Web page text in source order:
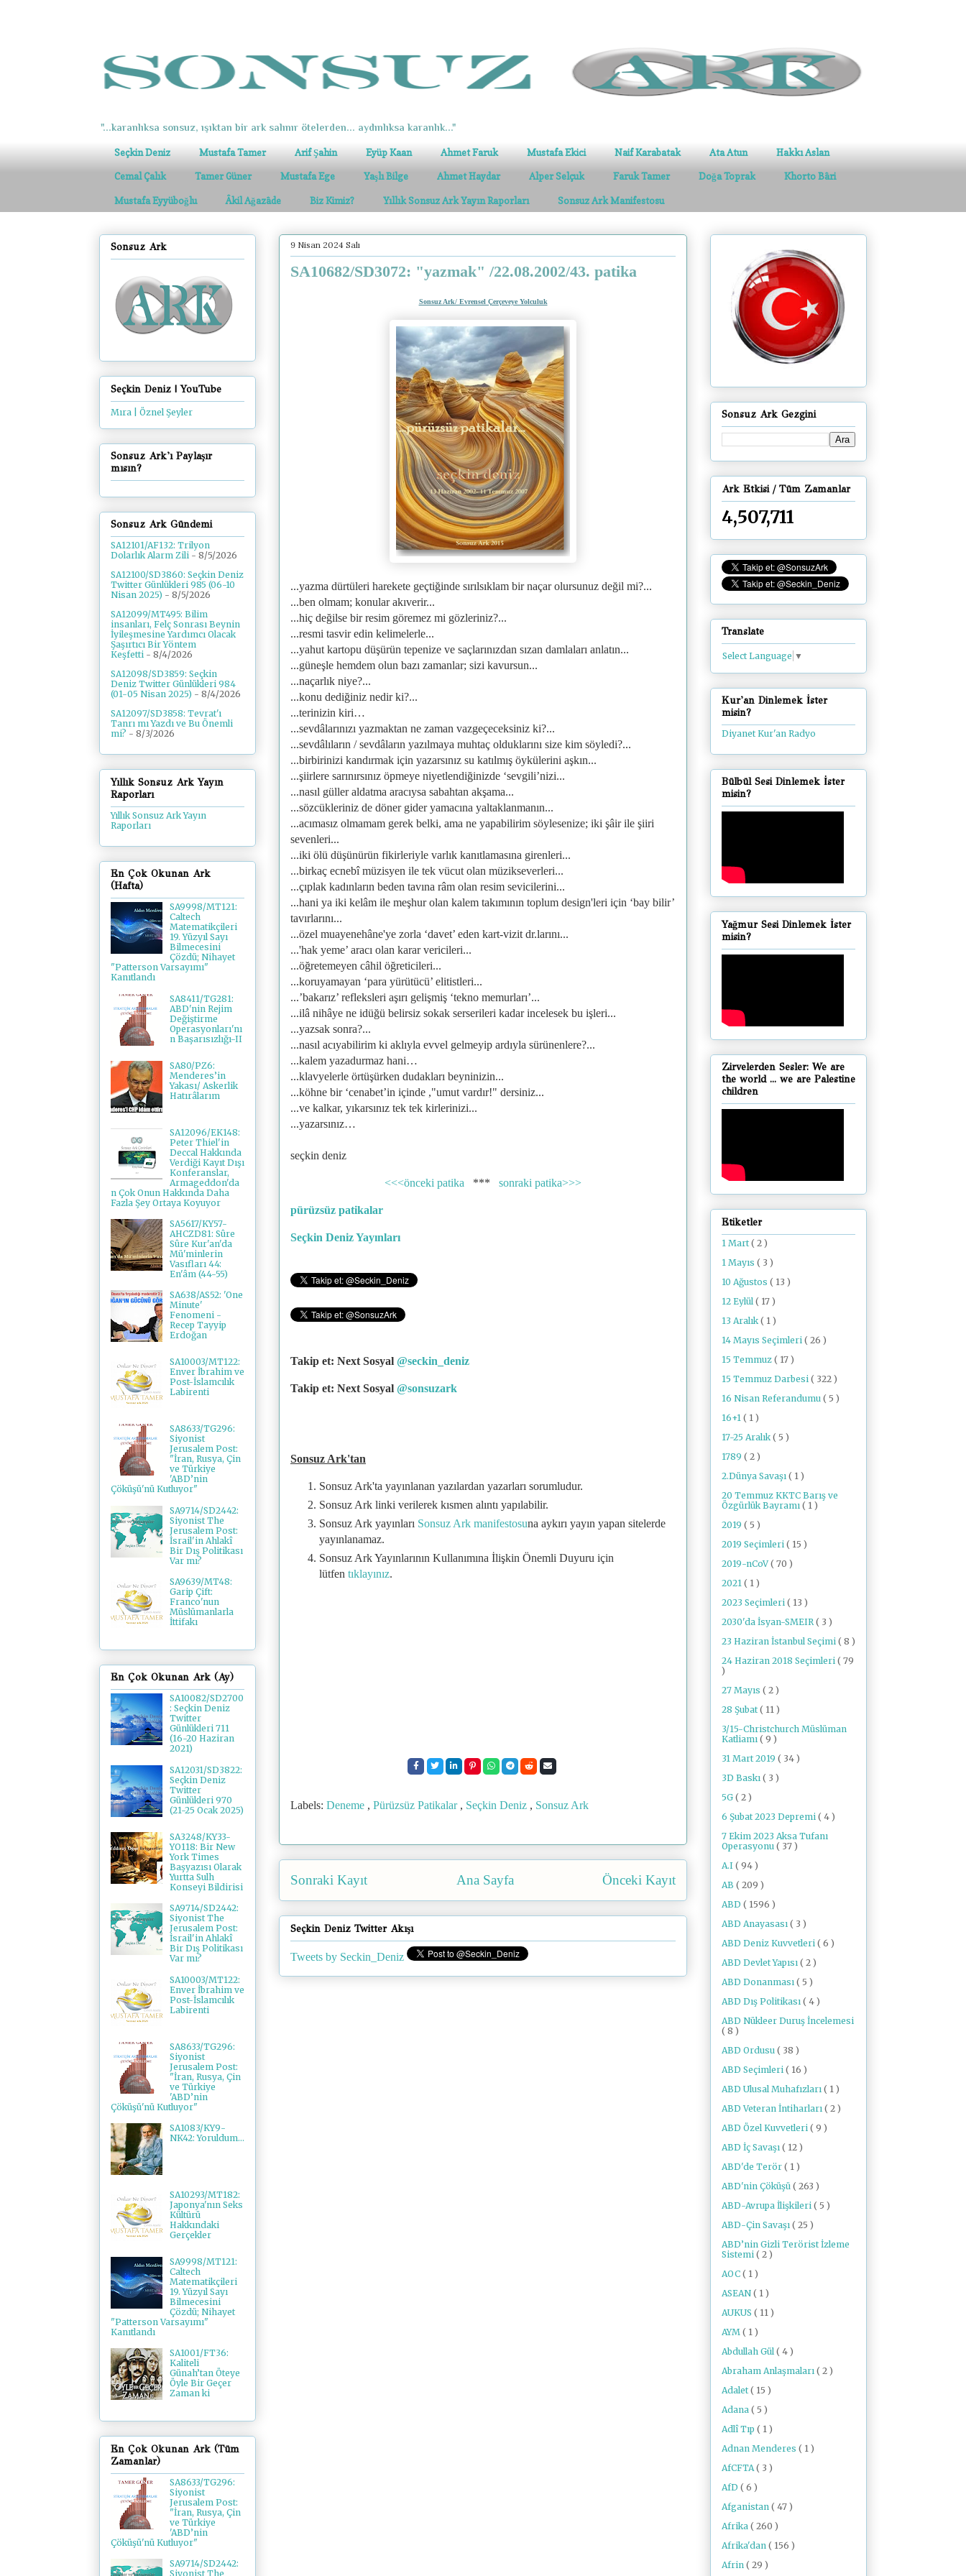
"...karanlıksa sonsuz, ışıktan bir ark salınır ötelerden... aydınlıksa karanlık..."
Seçkin Deniz Mustafa Tamer Arif Şahin Eyüp Kaan Ahmet Faruk Mustafa Ekici Naif Karabatak Ata Atun Hakkı Aslan
Cemal Çalık Tamer Güner Mustafa Ege Yaşlı Bilge Ahmet Haydar Alper Selçuk Faruk Tamer Doğa Toprak Khorto Bâri
Mustafa Eyyüboğlu Âkil Ağazâde Biz Kimiz? Yıllık Sonsuz Ark Yayın Raporları Sonsuz Ark Manifestosu
9 Nisan 2024 Salı
SA10682/SD3072: "yazmak" /22.08.2002/43. patika
Sonsuz Ark/ Evrensel Çerçeveye Yolculuk
...yazma dürtüleri harekete geçtiğinde sırılsıklam bir naçar olursunuz değil mi?...
...ben olmam; konular akıverir...
...hiç değilse bir resim göremez mi gözleriniz?...
...resmi tasvir edin kelimelerle...
...yahut kartopu düşürün tepenize ve saçlarınızdan sızan damlaları anlatın...
...güneşle hemdem olun bazı zamanlar; sizi kavursun...
...naçarlık niye?...
...konu dediğiniz nedir ki?...
...terinizin kiri…
...sevdâlarınızı yazmaktan ne zaman vazgeçeceksiniz ki?...
...sevdâlıların / sevdâların yazılmaya muhtaç olduklarını size kim söyledi?...
...birbirinizi kandırmak için yazarsınız su katılmış öykülerini aşkın...
...şiirlere sarınırsınız öpmeye niyetlendiğinizde ‘sevgili’nizi...
...nasıl güller aldatma aracıysa sabahtan akşama...
...sözcükleriniz de döner gider yamacına yaltaklanmanın...
...acımasız olmamam gerek belki, ama ne yapabilirim söylesenize; iki şâir ile şiiri
sevenleri...
...iki ölü düşünürün fikirleriyle varlık kanıtlamasına girenleri...
...birkaç ecnebî müzisyen ile tek vücut olan müzikseverleri...
...çıplak kadınların beden tavına râm olan resim sevicilerini...
...hani ya iki kelâm ile meşhur olan kalem takımının toplum design'leri için ‘bay bilir’
tavırlarını...
...özel muayenehâne'ye zorla ‘davet’ eden kart-vizit dr.larını...
...'hak yeme’ aracı olan karar vericileri...
...öğretemeyen câhil öğreticileri...
...koruyamayan ‘para yürütücü’ elitistleri...
...’bakarız’ refleksleri aşırı gelişmiş ‘tekno memurları’...
...ilâ nihâye ne idüğü belirsiz sokak serserileri kadar incelesek bu işleri...
...yazsak sonra?...
...nasıl acıyabilirim ki aklıyla evvel gelmeyip ardıyla sürünenlere?...
...kalem yazadurmaz hani…
...klavyelerle örtüşürken dudakları beyninizin...
...köhne bir ‘cenabet’in içinde ,"umut vardır!" dersiniz...
...ve kalkar, yıkarsınız tek tek kirlerinizi...
...yazarsınız…
seçkin deniz
<<<önceki patika *** sonraki patika>>>
pürüzsüz patikalar
Seçkin Deniz Yayınları
Takip et: Next Sosyal @seckin_deniz
Takip et: Next Sosyal @sonsuzark
Sonsuz Ark'tan
Sonsuz Ark'ta yayınlanan yazılardan yazarları sorumludur.
Sonsuz Ark linki verilerek kısmen alıntı yapılabilir.
Sonsuz Ark yayınları Sonsuz Ark manifestosuna aykırı yayın yapan sitelerde
yayınlanamaz.
Sonsuz Ark Yayınlarının Kullanımına İlişkin Önemli Duyuru için
lütfen tıklayınız.
Labels: Deneme , Pürüzsüz Patikalar , Seçkin Deniz , Sonsuz Ark
Sonraki Kayıt Önceki Kayıt
Ana Sayfa
Seçkin Deniz Twitter Akışı
Tweets by Seckin_Deniz
Sonsuz Ark
Seçkin Deniz | YouTube
Mıra | Öznel Şeyler
Sonsuz Ark'ı Paylaşır
mısın?
Sonsuz Ark Gündemi
SA12101/AF132: Trilyon
Dolarlık Alarm Zili - 8/5/2026
SA12100/SD3860: Seçkin Deniz
Twitter Günlükleri 985 (06-10
Nisan 2025) - 8/5/2026
SA12099/MT495: Bilim
insanları, Felç Sonrası Beynin
İyileşmesine Yardımcı Olacak
Şaşırtıcı Bir Yöntem
Keşfetti - 8/4/2026
SA12098/SD3859: Seçkin
Deniz Twitter Günlükleri 984
(01-05 Nisan 2025) - 8/4/2026
SA12097/SD3858: Tevrat'ı
Tanrı mı Yazdı ve Bu Önemli
mi? - 8/3/2026
Yıllık Sonsuz Ark Yayın
Raporları
Yıllık Sonsuz Ark Yayın
Raporları
En Çok Okunan Ark
(Hafta)
SA9998/MT121:
Caltech
Matematikçileri
19. Yüzyıl Sayı
Bilmecesini
Çözdü; Nihayet
"Patterson Varsayımı"
Kanıtlandı
SA8411/TG281:
ABD'nin Rejim
Değiştirme
Operasyonları'nı
n Başarısızlığı-II
SA80/PZ6:
Menderes’in
Yakası/ Askerlik
Hatırâlarım
SA12096/EK148:
Peter Thiel'in
Deccal Hakkında
Verdiği Kayıt Dışı
Konferanslar,
Armageddon'da
n Çok Onun Hakkında Daha
Fazla Şey Ortaya Koyuyor
SA5617/KY57-
AHCZD81: Sûre
Sûre Kur'an'da
Mü'minlerin
Vasıfları 44:
En'âm (44-55)
SA638/AS52: 'One
Minute'
Fenomeni -
Recep Tayyip
Erdoğan
SA10003/MT122:
Enver İbrahim ve
Post-İslamcılık
Labirenti
SA8633/TG296:
Siyonist
Jerusalem Post:
"İran, Rusya, Çin
ve Türkiye
'ABD’nin
Çöküşü'nü Kutluyor"
SA9714/SD2442:
Siyonist The
Jerusalem Post:
İsrail'in Ahlakî
Bir Dış Politikası
Var mı?
SA9639/MT48:
Garip Çift:
Franco'nun
Müslümanlarla
İttifakı
En Çok Okunan Ark (Ay)
SA10082/SD2700
: Seçkin Deniz
Twitter
Günlükleri 711
(16-20 Haziran
2021)
SA12031/SD3822:
Seçkin Deniz
Twitter
Günlükleri 970
(21-25 Ocak 2025)
SA3248/KY33-
YO118: Bir New
York Times
Başyazısı Olarak
Yurtta Sulh
Konseyi Bildirisi
SA9714/SD2442:
Siyonist The
Jerusalem Post:
İsrail'in Ahlakî
Bir Dış Politikası
Var mı?
SA10003/MT122:
Enver İbrahim ve
Post-İslamcılık
Labirenti
SA8633/TG296:
Siyonist
Jerusalem Post:
"İran, Rusya, Çin
ve Türkiye
'ABD’nin
Çöküşü'nü Kutluyor"
SA1083/KY9-
NK42: Yoruldum...
SA10293/MT182:
Japonya'nın Seks
Kültürü
Hakkındaki
Gerçekler
SA9998/MT121:
Caltech
Matematikçileri
19. Yüzyıl Sayı
Bilmecesini
Çözdü; Nihayet
"Patterson Varsayımı"
Kanıtlandı
SA1001/FT36:
Kaliteli
Günah’tan Öteye
Öyle Bir Geçer
Zaman ki
En Çok Okunan Ark (Tüm
Zamanlar)
SA8633/TG296:
Siyonist
Jerusalem Post:
"İran, Rusya, Çin
ve Türkiye
'ABD’nin
Çöküşü'nü Kutluyor"
SA9714/SD2442:
Siyonist The
Sonsuz Ark Gezgini
Ark Etkisi / Tüm Zamanlar
4,507,711
Translate
Select Language ▼
Kur'an Dinlemek İster
misin?
Diyanet Kur'an Radyo
Bülbül Sesi Dinlemek İster
misin?
Yağmur Sesi Dinlemek İster
misin?
Zirvelerden Sesler: We are
the world ... we are Palestine
children
Etiketler
1 Mart ( 2 )
1 Mayıs ( 3 )
10 Ağustos ( 13 )
12 Eylül ( 17 )
13 Aralık ( 1 )
14 Mayıs Seçimleri ( 26 )
15 Temmuz ( 17 )
15 Temmuz Darbesi ( 322 )
16 Nisan Referandumu ( 5 )
16+1 ( 1 )
17-25 Aralık ( 5 )
1789 ( 2 )
2.Dünya Savaşı ( 1 )
20 Temmuz KKTC Barış ve
Özgürlük Bayramı ( 1 )
2019 ( 5 )
2019 Seçimleri ( 15 )
2019-nCoV( 70 )
2021 ( 1 )
2023 Seçimleri ( 13 )
2030'da İsyan-SMEIR ( 3 )
23 Haziran İstanbul Seçimi ( 8 )
24 Haziran 2018 Seçimleri ( 79
)
27 Mayıs ( 2 )
28 Şubat ( 11 )
3/15-Christchurch Müslüman
Katliamı ( 9 )
31 Mart 2019 ( 34 )
3D Baskı ( 3 )
5G ( 2 )
6 Şubat 2023 Depremi ( 4 )
7 Ekim 2023 Aksa Tufanı
Operasyonu ( 37 )
A.I ( 94 )
AB ( 209 )
ABD ( 1596 )
ABD Anayasası ( 3 )
ABD Deniz Kuvvetleri ( 6 )
ABD Devlet Yapısı ( 2 )
ABD Donanması ( 5 )
ABD Dış Politikası ( 4 )
ABD Nükleer Duruş İncelemesi
( 8 )
ABD Ordusu ( 38 )
ABD Seçimleri ( 16 )
ABD Ulusal Muhafızları ( 1 )
ABD Veteran İntiharları ( 2 )
ABD Özel Kuvvetleri ( 9 )
ABD İç Savaşı ( 12 )
ABD'de Terör ( 1 )
ABD'nin Çöküşü ( 263 )
ABD-Avrupa İlişkileri ( 5 )
ABD-Çin Savaşı ( 25 )
ABD’nin Gizli Terörist İzleme
Sistemi ( 2 )
AOC ( 1 )
ASEAN ( 1 )
AUKUS ( 11 )
AYM ( 1 )
Abdullah Gül ( 4 )
Abraham Anlaşmaları ( 2 )
Adalet ( 15 )
Adana ( 5 )
Adlî Tıp ( 1 )
Adnan Menderes ( 1 )
AfCFTA ( 3 )
AfD ( 6 )
Afganistan ( 47 )
Afrika ( 260 )
Afrika'dan ( 156 )
Afrin ( 29 )